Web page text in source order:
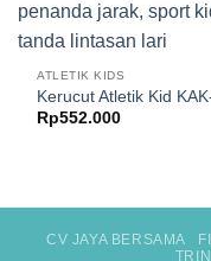
ATLETIK KIDS
Kerucut Atletik Kid
Rp552.000
CV JAYA BERSAMA